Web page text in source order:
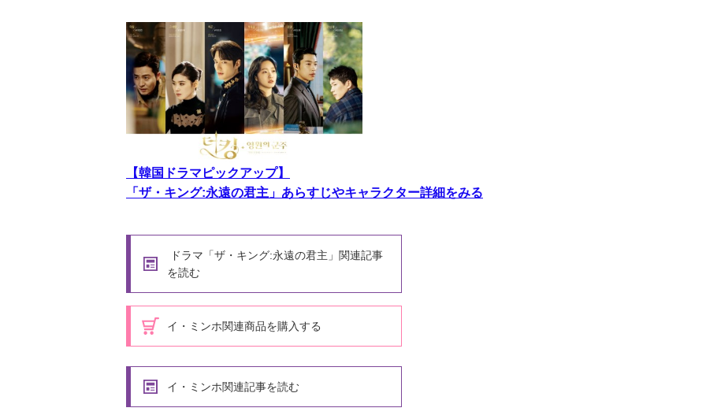
【韓国ドラマピックアップ】
「ザ・キング:永遠の君主」あらすじやキャラクター詳細をみる
ドラマ「ザ・キング:永遠の君主」関連記事
を読む
イ・ミンホ関連商品を購入する
イ・ミンホ関連記事を読む